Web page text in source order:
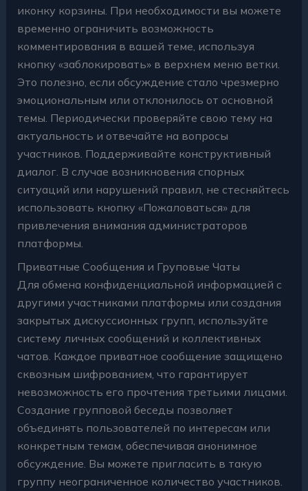
иконку корзины. При необходимости вы можете
временно ограничить возможность
комментирования в вашей теме, используя
кнопку «заблокировать» в верхнем меню ветки.
Это полезно, если обсуждение стало чрезмерно
эмоциональным или отклонилось от основной
темы. Периодически проверяйте свою тему на
актуальность и отвечайте на вопросы
участников. Поддерживайте конструктивный
диалог. В случае возникновения спорных
ситуаций или нарушений правил, не стесняйтесь
использовать кнопку «Пожаловаться» для
привлечения внимания администраторов
платформы.
Приватные Сообщения и Груповые Чаты
Для обмена конфиденциальной информацией с
другими участниками платформы или создания
закрытых дискуссионных групп, используйте
систему личных сообщений и коллективных
чатов. Каждое приватное сообщение защищено
сквозным шифрованием, что гарантирует
невозможность его прочтения третьими лицами.
Создание групповой беседы позволяет
объединять пользователей по интересам или
конкретным темам, обеспечивая анонимное
обсуждение. Вы можете пригласить в такую
группу неограниченное количество участников.